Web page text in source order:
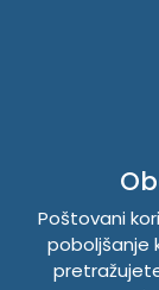
Poštovani
poboljšanje